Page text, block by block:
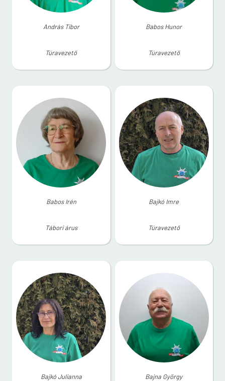
András Tibor
Túravezető
Babos Hunor
Túravezető
Babos Irén
Tábori árus
Bajkó Imre
Túravezető
Bajkó Julianna Bajna György